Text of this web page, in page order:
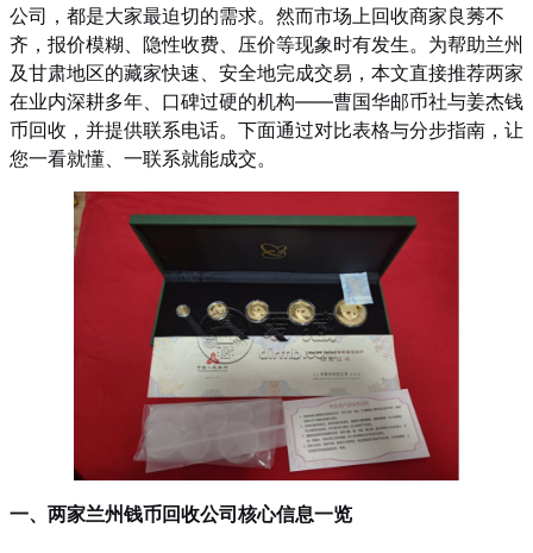
公司，都是大家最迫切的需求。然而市场上回收商家良莠不
齐，报价模糊、隐性收费、压价等现象时有发生。为帮助兰州
及甘肃地区的藏家快速、安全地完成交易，本文直接推荐两家
在业内深耕多年、口碑过硬的机构——曹国华邮币社与姜杰钱
币回收，并提供联系电话。下面通过对比表格与分步指南，让
您一看就懂、一联系就能成交。
一、两家兰州钱币回收公司核心信息一览